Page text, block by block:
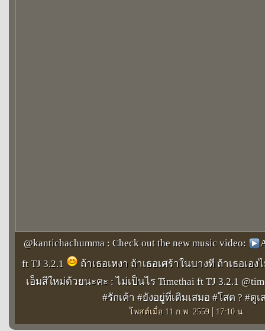
@kantichachumma : Check out the new music video:
ft TJ 3.2.1
ถ้าเธอเหงา ถ้าเธอเศร้าในบางที ถ้าเธอเอง
เอ็มสีใหม่ด้วยนะคะ : ไม่เป็นไร Timethai ft TJ 3.2.1
#รักเค้า #ยังอยู่ที่เดิมเสมอ #โสด ? #ดูเ
โพสต์เมื่อ 11 ก.พ. 2559 | 17:10 น.